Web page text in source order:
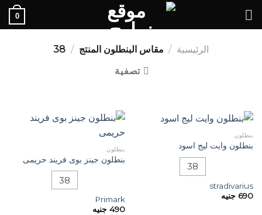
0
الرئيسية / مقاس البنطلون المنتج /
38
تصفية
بنطلون
بنطلون وايت ليج اسود
38
stradivarius
690 جنيه
بنطلون
بنطلون جينز بوى فريند حريمى
38
Primark
490 جنيه